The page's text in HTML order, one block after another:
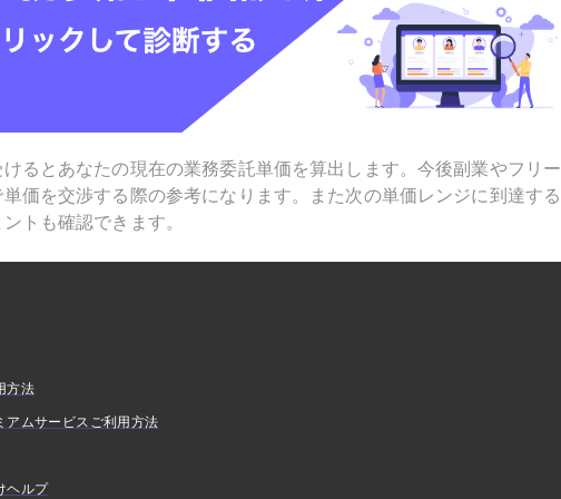
るとあなたの現在の業務委託単価を算出します。今後副業やフリー
単価を交渉する際の参考になります。また次の単価レンジに到達する
トも確認できます。
方法
アムサービスご利用方法
ヘルプ